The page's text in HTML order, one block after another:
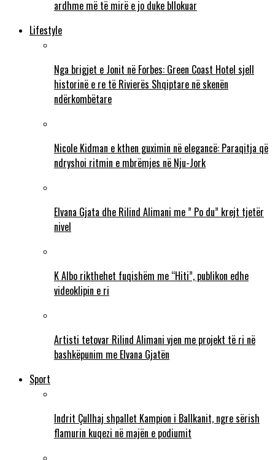
ardhme më të mirë e jo duke bllokuar
Lifestyle
Nga brigjet e Jonit në Forbes: Green Coast Hotel sjell
historinë e re të Rivierës Shqiptare në skenën
ndërkombëtare
Nicole Kidman e kthen guximin në elegancë: Paraqitja që
ndryshoi ritmin e mbrëmjes në Nju-Jork
Elvana Gjata dhe Rilind Alimani me ” Po du” krejt tjetër
nivel
K Albo rikthehet fuqishëm me “Hiti”, publikon edhe
videoklipin e ri
Artisti tetovar Rilind Alimani vjen me projekt të ri në
bashkëpunim me Elvana Gjatën
Sport
Indrit Çullhaj shpallet Kampion i Ballkanit, ngre sërish
flamurin kuqezi në majën e podiumit